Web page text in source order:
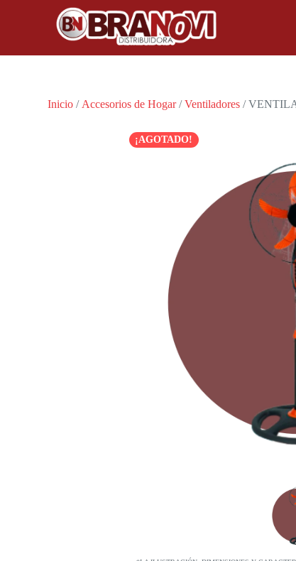
Inicio / Accesorios de Hogar/Ventiladores /
¡AGOTADO!